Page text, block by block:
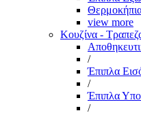
view more
Κουζίνα -
/
Έπιπλα
/
Έπιπλα
/